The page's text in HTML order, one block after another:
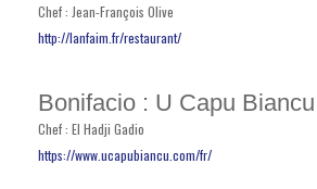
Chef : Jean-François Olive
http://lanfaim.fr/restaurant/
Bonifacio : U Capu Biancu
Chef : El Hadji Gadio
https://www.ucapubiancu.com/fr/